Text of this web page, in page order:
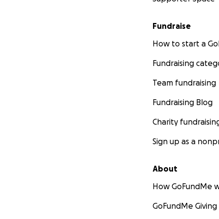
permettant de
préparer une
Et si nous
Soutenez
>>
ajouter "." ou "-"
Plus
twitter.com/
Fundraise
How to start a
Fundraising
Team fundraising
Fundraising Blog
Charity
Sign up as a
About
How GoFundMe
GoFundMe